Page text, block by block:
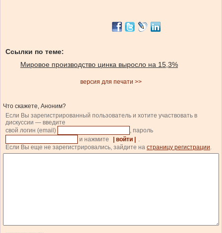
Ссылки по теме:
Мировое производство цинка выросло на 15,3%
версия для печати >>
Что скажете, Аноним?
Если Вы зарегистрированный пользователь и хотите участвовать в
дискуссии — введите
свой логин (email)
, пароль
и нажмите
| войти |
.
Если Вы еще не зарегистрировались, зайдите на страницу регистрации.